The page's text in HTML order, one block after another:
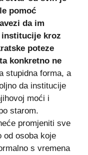
pomoć
da im
institucije kroz
poteze
konkretno ne
stupidna forma, a
da institucije
moći i
starom.
promjeniti sve
od osoba koje
s vremena